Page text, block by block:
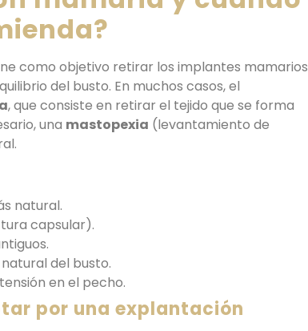
como objetivo retirar los implantes mamarios
del busto. En muchos casos, el
, que consiste en retirar el tejido que se forma
una mastopexia (levantamiento de
natural.
capsular).
del busto.
en el pecho.
por una explantación